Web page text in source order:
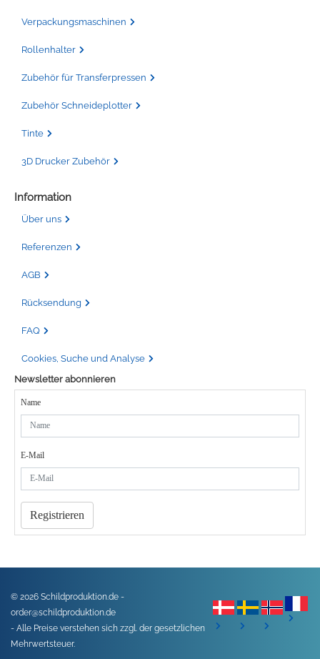
Verpackungsmaschinen
Rollenhalter
Zubehör für Transferpressen
Zubehör Schneideplotter
Tinte
3D Drucker Zubehör
Information
Über uns
Referenzen
AGB
Rücksendung
FAQ
Cookies, Suche und Analyse
Newsletter abonnieren
Name
E-Mail
Registrieren
© 2026 Schildproduktion.de -
order@schildproduktion.de
- Alle Preise verstehen sich zzgl. der gesetzlichen
Mehrwertsteuer.